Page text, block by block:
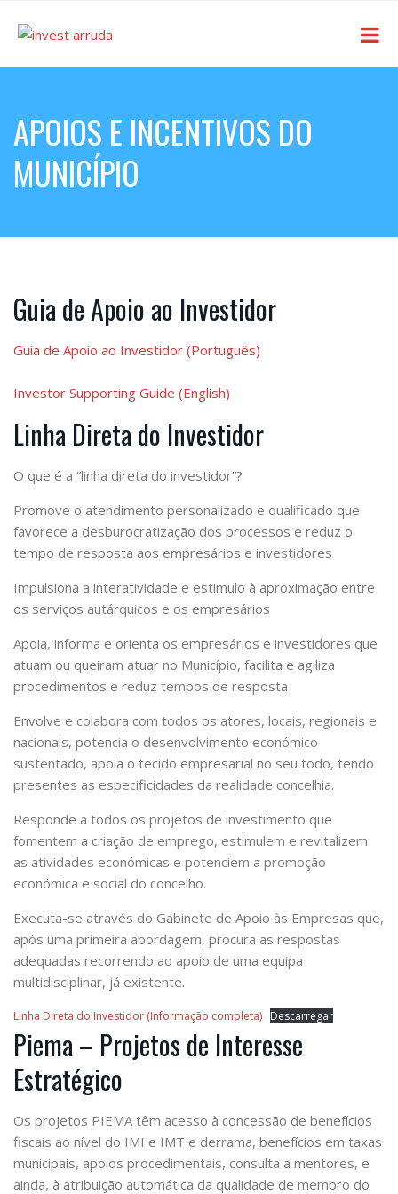
APOIOS E INCENTIVOS DO
MUNICÍPIO
Guia de Apoio ao Investidor
Guia de Apoio ao Investidor (Português)
Investor Supporting Guide (English)
Linha Direta do Investidor
O que é a “linha direta do investidor”?
Promove o atendimento personalizado e qualificado que
favorece a desburocratização dos processos e reduz o
tempo de resposta aos empresários e investidores
Impulsiona a interatividade e estimulo à aproximação entre
os serviços autárquicos e os empresários
Apoia, informa e orienta os empresários e investidores que
atuam ou queiram atuar no Município, facilita e agiliza
procedimentos e reduz tempos de resposta
Envolve e colabora com todos os atores, locais, regionais e
nacionais, potencia o desenvolvimento económico
sustentado, apoia o tecido empresarial no seu todo, tendo
presentes as especificidades da realidade concelhia.
Responde a todos os projetos de investimento que
fomentem a criação de emprego, estimulem e revitalizem
as atividades económicas e potenciem a promoção
económica e social do concelho.
Executa-se através do Gabinete de Apoio às Empresas que,
após uma primeira abordagem, procura as respostas
adequadas recorrendo ao apoio de uma equipa
multidisciplinar, já existente.
Linha Direta do Investidor (Informação completa) Descarregar
Piema – Projetos de Interesse
Estratégico
Os projetos PIEMA têm acesso à concessão de benefícios
fiscais ao nível do IMI e IMT e derrama, benefícios em taxas
municipais, apoios procedimentais, consulta a mentores, e
ainda, à atribuição automática da qualidade de membro do